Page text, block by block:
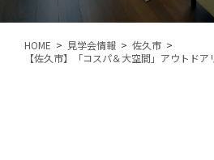
HOME 見学会情報
佐久市
【佐久市】「コスパ＆大空間」アウトド